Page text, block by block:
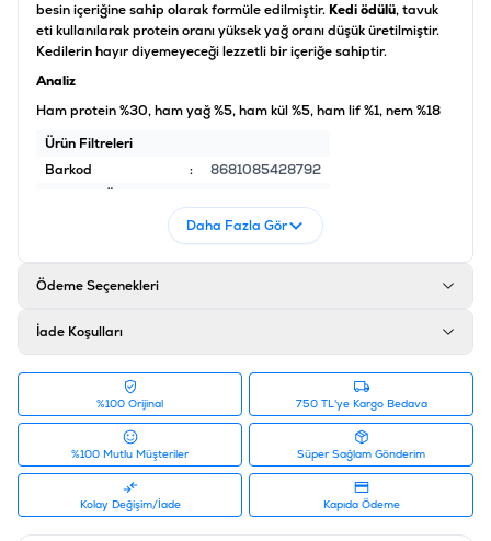
besin içeriğine sahip olarak formüle edilmiştir. Kedi ödülü, tavuk
eti kullanılarak protein oranı yüksek yağ oranı düşük üretilmiştir.
Kedilerin hayır diyemeyeceği lezzetli bir içeriğe sahiptir.
Analiz
Ham protein %30, ham yağ %5, ham kül %5, ham lif %1, nem %18
Ürün Filtreleri
Barkod
:
8681085428792
Daha Fazla Gör
Ödeme Seçenekleri
İade Koşulları
%100 Orijinal 750 TL'ye Kargo Bedava
%100 Mutlu Müşteriler Süper Sağlam Gönderim
Kolay Değişim/İade Kapıda Ödeme